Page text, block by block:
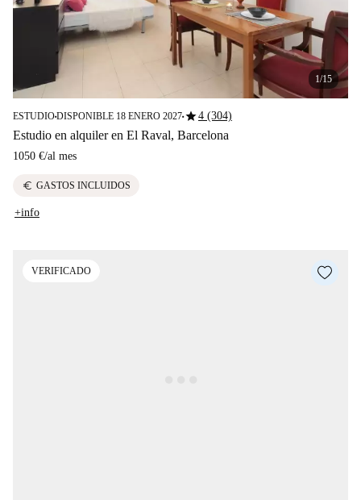
1/15
ESTUDIO■DISPONIBLE 18 ENERO 2027■star4 (304)
Estudio en alquiler en El Raval, Barcelona
1050 €/al mes
euro GASTOS INCLUIDOS
+info
VERIFICADO